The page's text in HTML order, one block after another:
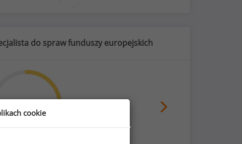
do spraw funduszy europejskich
70%
cookie